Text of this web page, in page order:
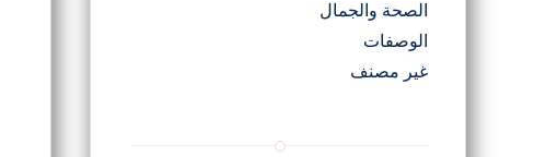
الصحة والجمال
الوصفات
غير مصنف